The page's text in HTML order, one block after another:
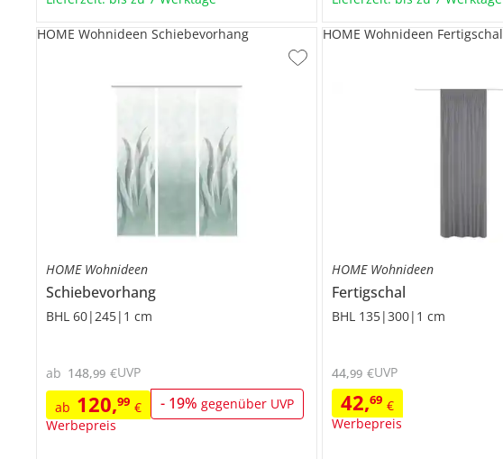
HOME Wohnideen
Schiebevorhang
BHL 60|245|1 cm
ab 120,99 € - 19%gegenüber UVP
Werbepreis
ab 148,99 €UVP
HOME Wohnideen Schiebevorhang
HOME Wohnideen
Fertigschal
BHL 135|300|1 cm
42,69 €
Werbepreis
44,99 €UVP
HOME Wohnideen Fertigschal